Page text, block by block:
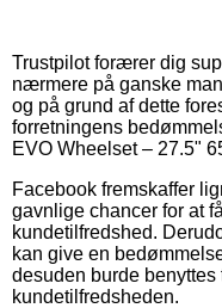
Trustpilot forærer dig
nærmere på ganske
og på grund af dette
forretningens
EVO Wheelset – 27.5"
Facebook fremskaffer
gavnlige chancer for at
kundetilfredshed.
kan give en
desuden burde
kundetilfredsheden.